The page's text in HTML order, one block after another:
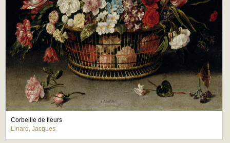
Corbeille de fleurs
Linard, Jacques